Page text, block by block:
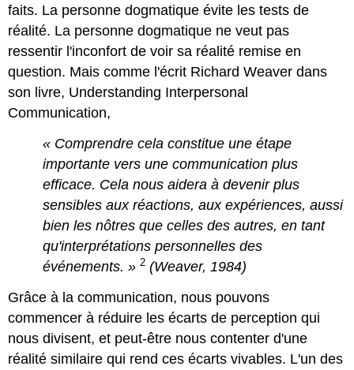
faits. La personne dogmatique évite les tests de
réalité. La personne dogmatique ne veut pas
ressentir l'inconfort de voir sa réalité remise en
question. Mais comme l'écrit Richard Weaver dans
son livre, Understanding Interpersonal
Communication,
« Comprendre cela constitue une étape
importante vers une communication plus
efficace. Cela nous aidera à devenir plus
sensibles aux réactions, aux expériences, aussi
bien les nôtres que celles des autres, en tant
qu'interprétations personnelles des
événements. »2 (Weaver, 1984)
Grâce à la communication, nous pouvons
commencer à réduire les écarts de perception qui
nous divisent, et peut-être nous contenter d'une
réalité similaire qui rend ces écarts vivables. L'un des